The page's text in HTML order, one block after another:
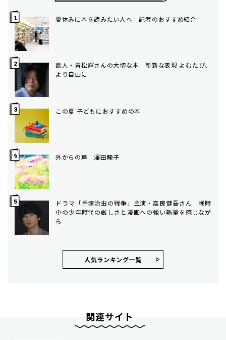
夏休みに本を読みたい人へ 記者のおすすめ紹介
歌人・青松輝さんの大切な本 斬新な表現 よむたび、
より自由に
この夏 子どもにおすすめの本
外からの声 澤田瞳子
ドラマ「手塚治虫の戦争」主演・高良健吾さん 戦時
中の少年時代の厳しさと漫画への強い熱量を感じなが
ら
人気ランキング⼀覧
関連サイト